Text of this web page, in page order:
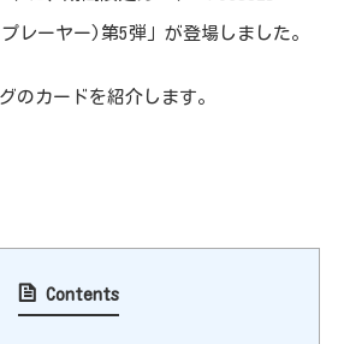
レーヤー)第5弾」が登場しました。
のカードを紹介します。
Contents